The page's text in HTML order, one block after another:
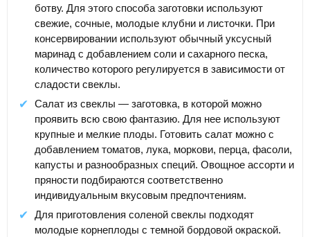
ботву. Для этого способа заготовки используют
свежие, сочные, молодые клубни и листочки. При
консервировании используют обычный уксусный
маринад с добавлением соли и сахарного песка,
количество которого регулируется в зависимости от
сладости свеклы.
Салат из свеклы — заготовка, в которой можно
проявить всю свою фантазию. Для нее используют
крупные и мелкие плоды. Готовить салат можно с
добавлением томатов, лука, моркови, перца, фасоли,
капусты и разнообразных специй. Овощное ассорти и
пряности подбираются соответственно
индивидуальным вкусовым предпочтениям.
Для приготовления соленой свеклы подходят
молодые корнеплоды с темной бордовой окраской.